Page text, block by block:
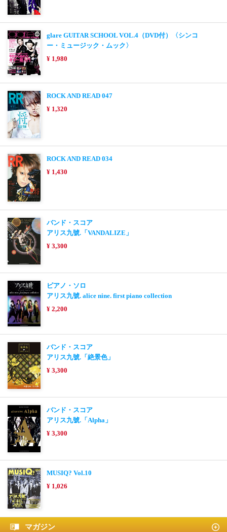
glare GUITAR SCHOOL VOL.4（DVD付）〈シンコ
ー・ミュージック・ムック〉
¥ 1,980
ROCK AND READ 047
¥ 1,320
ROCK AND READ 034
¥ 1,430
バンド・スコア
アリス九號.「VANDALIZE」
¥ 3,300
ピアノ・ソロ
アリス九號. alice nine. first piano collection
¥ 2,200
バンド・スコア
アリス九號.「絶景色」
¥ 3,300
バンド・スコア
アリス九號.「Alpha」
¥ 3,300
MUSIQ? Vol.10
¥ 1,026
マガジン